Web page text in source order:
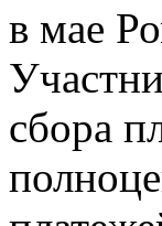
в мае
сбора